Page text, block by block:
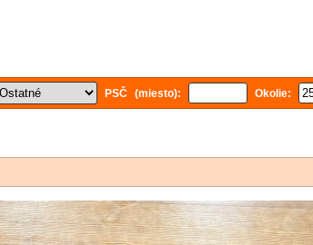
PSČ (miesto): Okolie: